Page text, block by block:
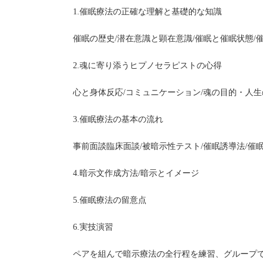
1.催眠療法の正確な理解と基礎的な知識
催眠の歴史/潜在意識と顕在意識/催眠と催眠状態/
2.魂に寄り添うヒプノセラピストの心得
心と身体反応/コミュニケーション/魂の目的・人
3.催眠療法の基本の流れ
事前面談臨床面談/被暗示性テスト/催眠誘導法/催
4.暗示文作成方法/暗示とイメージ
5.催眠療法の留意点
6.実技演習
ペアを組んで暗示療法の全行程を練習、グループ